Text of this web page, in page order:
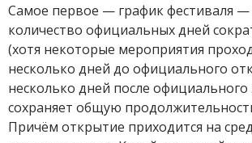
Самое первое — график фестиваля —
количество официальных дней
(хотя некоторые мероприятия
несколько дней до официального
несколько дней после официального
сохраняет общую
Причём открытие приходится на